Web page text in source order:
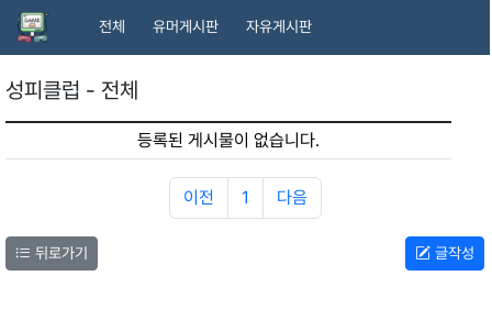
전체 유머게시판 자유게시판
성피클럽 - 전체
등록된 게시물이 없습니다.
이전 1 다음
뒤로가기 글작성